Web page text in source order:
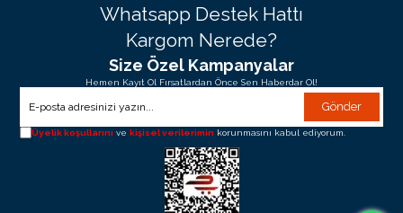
Whatsapp Destek Hattı
Kargom Nerede?
Size Özel Kampanyalar
Hemen Kayıt Ol Fırsatlardan Önce Sen Haberdar Ol!
Gönder
Üyelik koşullarını vekişisel verilerimin korunmasını kabul ediyorum.